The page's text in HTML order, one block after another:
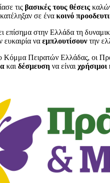
τις βασικές τους θέσεις
σε ένα κοινό
στην Ελλάδα τη
να εμπλουτίσουν την
Κόμμα Πειρατών Ελλάδας, οι
και δέσμευση να είναι χρήσιμοι